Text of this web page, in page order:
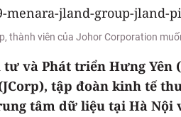
thành viên của Johor Corporation
và Phát triển Hưng
tập đoàn kinh tế
tâm dữ liệu tại Hà